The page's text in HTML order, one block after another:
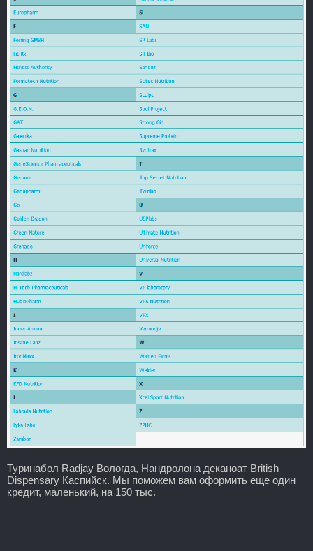
Туринабол Radjay Вологда, Нандролона деканоат British
Dispensary Каспийск. Мы поможем вам оформить еще один
кредит, маленький, на 150 тыс.